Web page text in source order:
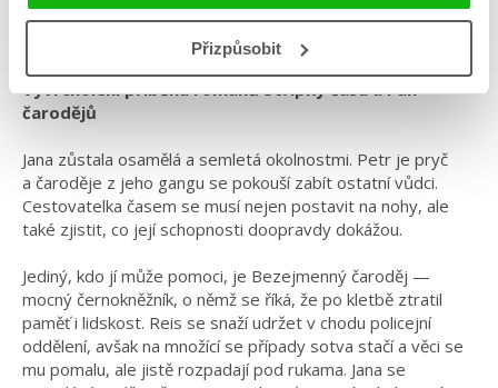
Přizpůsobit
#českáobálka
Vyvrcholení příběhu románů Střípky času a Pán
čarodějů
Jana zůstala osamělá a semletá okolnostmi. Petr je pryč
a čaroděje z jeho gangu se pokouší zabít ostatní vůdci.
Cestovatelka časem se musí nejen postavit na nohy, ale
také zjistit, co její schopnosti doopravdy dokážou.
Jediný, kdo jí může pomoci, je Bezejmenný čaroděj —
mocný černokněžník, o němž se říká, že po kletbě ztratil
paměť i lidskost. Reis se snaží udržet v chodu policejní
oddělení, avšak na množící se případy sotva stačí a věci se
mu pomalu, ale jistě rozpadají pod rukama. Jana se